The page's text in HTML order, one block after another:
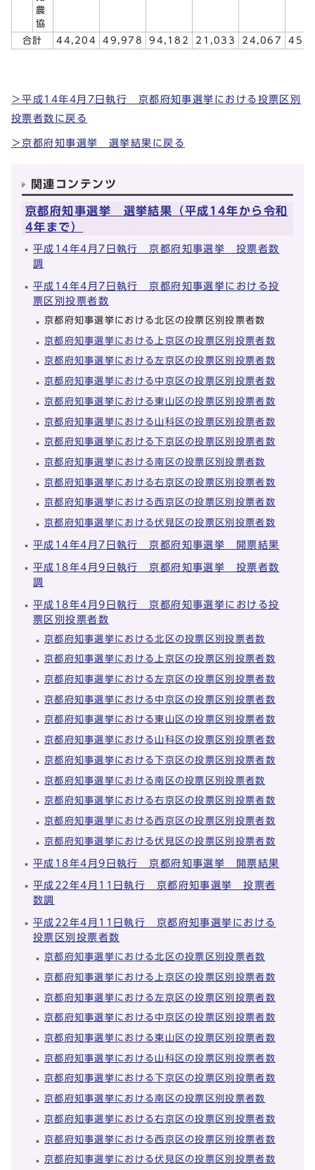
農
協
合計
44,204 49,978 94,182 21,033 24,067
＞平成14年4月7日執行 京都府知事選挙における投票区別
投票者数に戻る
＞京都府知事選挙 選挙結果に戻る
関連コンテンツ
京都府知事選挙 選挙結果（平成14年から令和
4年まで）
平成14年4月7日執行 京都府知事選挙 投票者数
調
平成14年4月7日執行 京都府知事選挙における投
票区別投票者数
京都府知事選挙における北区の投票区別投票者数
京都府知事選挙における上京区の投票区別投票者数
京都府知事選挙における左京区の投票区別投票者数
京都府知事選挙における中京区の投票区別投票者数
京都府知事選挙における東山区の投票区別投票者数
京都府知事選挙における山科区の投票区別投票者数
京都府知事選挙における下京区の投票区別投票者数
京都府知事選挙における南区の投票区別投票者数
京都府知事選挙における右京区の投票区別投票者数
京都府知事選挙における西京区の投票区別投票者数
京都府知事選挙における伏見区の投票区別投票者数
平成14年4月7日執行 京都府知事選挙 開票結果
平成18年4月9日執行 京都府知事選挙 投票者数
調
平成18年4月9日執行 京都府知事選挙における投
票区別投票者数
京都府知事選挙における北区の投票区別投票者数
京都府知事選挙における上京区の投票区別投票者数
京都府知事選挙における左京区の投票区別投票者数
京都府知事選挙における中京区の投票区別投票者数
京都府知事選挙における東山区の投票区別投票者数
京都府知事選挙における山科区の投票区別投票者数
京都府知事選挙における下京区の投票区別投票者数
京都府知事選挙における南区の投票区別投票者数
京都府知事選挙における右京区の投票区別投票者数
京都府知事選挙における西京区の投票区別投票者数
京都府知事選挙における伏見区の投票区別投票者数
平成18年4月9日執行 京都府知事選挙 開票結果
平成22年4月11日執行 京都府知事選挙 投票者
数調
平成22年4月11日執行 京都府知事選挙における
投票区別投票者数
京都府知事選挙における北区の投票区別投票者数
京都府知事選挙における上京区の投票区別投票者数
京都府知事選挙における左京区の投票区別投票者数
京都府知事選挙における中京区の投票区別投票者数
京都府知事選挙における東山区の投票区別投票者数
京都府知事選挙における山科区の投票区別投票者数
京都府知事選挙における下京区の投票区別投票者数
京都府知事選挙における南区の投票区別投票者数
京都府知事選挙における右京区の投票区別投票者数
京都府知事選挙における西京区の投票区別投票者数
京都府知事選挙における伏見区の投票区別投票者数